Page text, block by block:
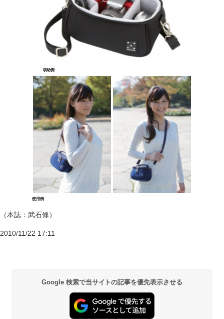
収納例
使用例
（本誌：武石修）
2010/11/22 17:11
Google 検索で当サイトの記事を優先表示させる